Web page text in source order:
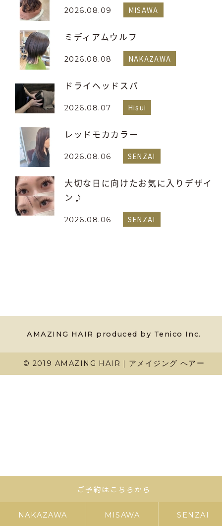
2026.08.09 MISAWA
ミディアムウルフ
2026.08.08 NAKAZAWA
ドライヘッドスパ
2026.08.07 Hisui
レッドモカカラー
2026.08.06 SENZAI
大切な日に向けたお気に入りデザイ
ン♪
2026.08.06 SENZAI
AMAZING HAIR produced by Tenico Inc.
© 2019 AMAZING HAIR｜アメイジング ヘアー
ご予約はこちらから
NAKAZAWA MISAWA SENZAI